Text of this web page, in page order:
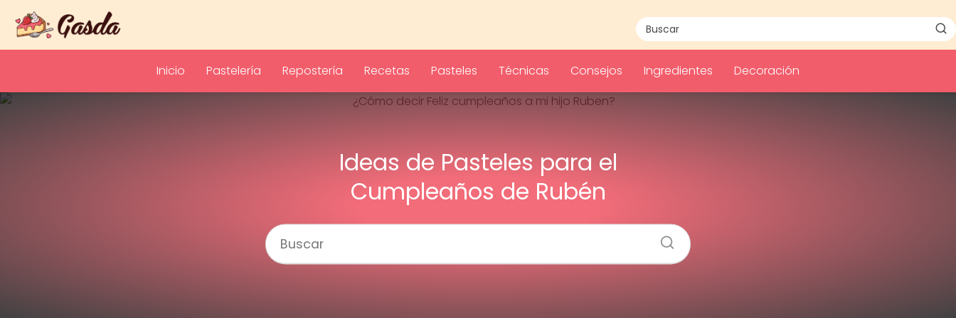
Inicio Pastelería Repostería Recetas Pasteles Técnicas Consejos Ingredientes Decoración
Ideas de Pasteles para el
Cumpleaños de Rubén